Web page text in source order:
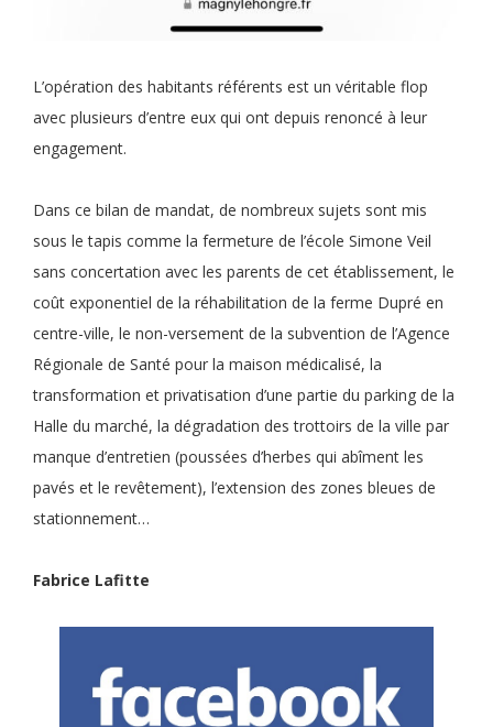
L’opération des habitants référents est un véritable flop
avec plusieurs d’entre eux qui ont depuis renoncé à leur
engagement.
Dans ce bilan de mandat, de nombreux sujets sont mis
sous le tapis comme la fermeture de l’école Simone Veil
sans concertation avec les parents de cet établissement, le
coût exponentiel de la réhabilitation de la ferme Dupré en
centre-ville, le non-versement de la subvention de l’Agence
Régionale de Santé pour la maison médicalisé, la
transformation et privatisation d’une partie du parking de la
Halle du marché, la dégradation des trottoirs de la ville par
manque d’entretien (poussées d’herbes qui abîment les
pavés et le revêtement), l’extension des zones bleues de
stationnement…
Fabrice Lafitte